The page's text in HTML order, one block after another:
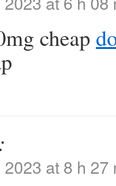
cheap
at 8 h 27